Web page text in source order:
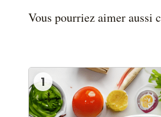
Vous pourriez aimer aussi
1